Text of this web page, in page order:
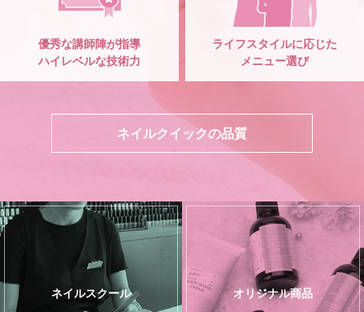
優秀な講師陣が指導
ハイレベルな技術力
ライフスタイルに応じた
メニュー選び
ネイルクイックの品質
ネイルスクール オリジナル商品